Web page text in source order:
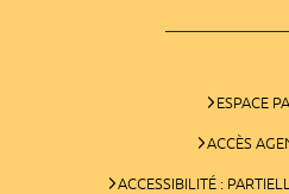
ESPACE
ACCÈS
ACCESSIBILITÉ :